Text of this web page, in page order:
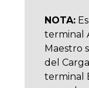
NOTA:
terminal
Maestro
del
terminal